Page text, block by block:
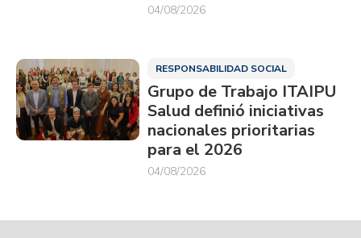
04/08/2026
RESPONSABILIDAD SOCIAL
Grupo de Trabajo ITAIPU
Salud definió iniciativas
nacionales prioritarias
para el 2026
04/08/2026